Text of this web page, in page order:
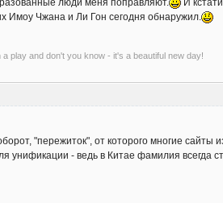
люди меня поправляют.
И
Имоу Чжана и Ли Гон сегодня обнаружил.
play and don't you know - it's a beautiful new day!
"пережиток", от которого многие сайты
унификации - ведь в Китае фамилия всегда